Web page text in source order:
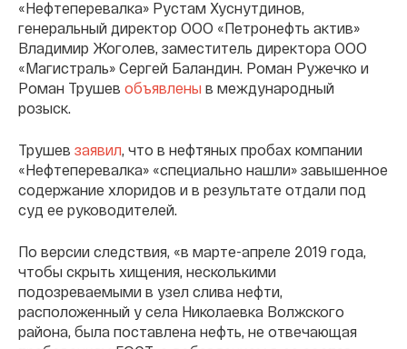
«Нефтеперевалка» Рустам Хуснутдинов,
генеральный директор ООО «Петронефть актив»
Владимир Жоголев, заместитель директора ООО
«Магистраль» Сергей Баландин. Роман Ружечко и
Роман Трушев объявлены в международный
розыск.
Трушев заявил, что в нефтяных пробах компании
«Нефтеперевалка» «специально нашли» завышенное
содержание хлоридов и в результате отдали под
суд ее руководителей.
По версии следствия, «в марте-апреле 2019 года,
чтобы скрыть хищения, несколькими
подозреваемыми в узел слива нефти,
расположенный у села Николаевка Волжского
района, была поставлена нефть, не отвечающая